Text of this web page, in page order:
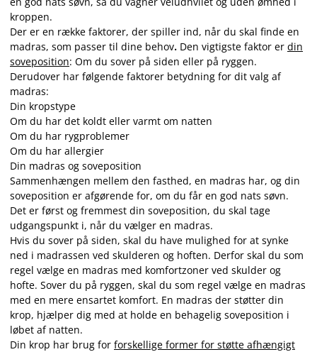
kroppen.
Der er en række faktorer, der spiller ind, når du skal finde en
madras, som passer til dine behov. Den vigtigste faktor er din
soveposition: Om du sover på siden eller på ryggen.
Derudover har følgende faktorer betydning for dit valg af
madras:
Din kropstype
Om du har det koldt eller varmt om natten
Om du har rygproblemer
Om du har allergier
Din madras og soveposition
Sammenhængen mellem den fasthed, en madras har, og din
soveposition er afgørende for, om du får en god nats søvn.
Det er først og fremmest din soveposition, du skal tage
udgangspunkt i, når du vælger en madras.
Hvis du sover på siden, skal du have mulighed for at synke
ned i madrassen ved skulderen og hoften. Derfor skal du som
regel vælge en madras med komfortzoner ved skulder og
hofte. Sover du på ryggen, skal du som regel vælge en madras
med en mere ensartet komfort. En madras der støtter din
krop, hjælper dig med at holde en behagelig soveposition i
løbet af natten.
Din krop har brug for forskellige former for støtte afhængigt